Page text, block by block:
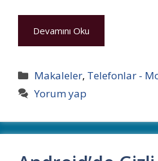
Devamını Oku
Kategoriler
Makaleler, Telefonlar -
Yorum yap